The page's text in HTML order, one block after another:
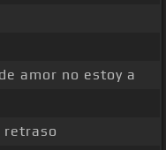
de amor no estoy a
retraso